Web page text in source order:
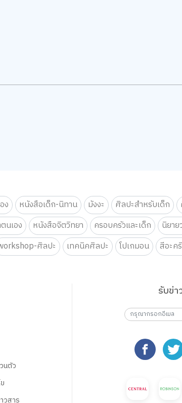
ง หนังสือเด็ก-นิทาน มังงะ ศิลปะสำหรับเด็ก
นเอง หนังสือจิตวิทยา ครอบครัวและเด็ก นิยาย
ศิลปะ เทคนิคศิลปะ โปเกมอน สีอะค
นตัว
วสาร
รับข่า